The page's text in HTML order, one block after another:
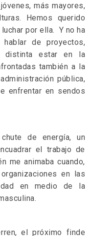
más mayores,
Hemos querido
por ella. Y no ha
de proyectos,
distinta estar en la
también a la
pública,
enfrentar en sendos
de energía, un
el trabajo de
me animaba cuando,
en las
en medio de la
el próximo finde